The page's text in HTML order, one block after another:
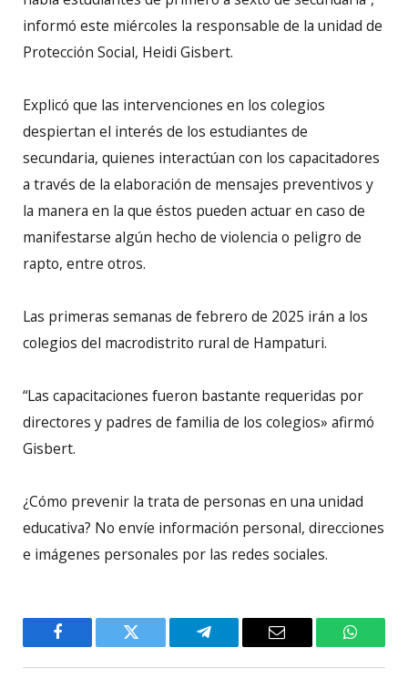
informó este miércoles la responsable de la unidad de
Protección Social, Heidi Gisbert.
Explicó que las intervenciones en los colegios
despiertan el interés de los estudiantes de
secundaria, quienes interactúan con los capacitadores
a través de la elaboración de mensajes preventivos y
la manera en la que éstos pueden actuar en caso de
manifestarse algún hecho de violencia o peligro de
rapto, entre otros.
Las primeras semanas de febrero de 2025 irán a los
colegios del macrodistrito rural de Hampaturi.
“Las capacitaciones fueron bastante requeridas por
directores y padres de familia de los colegios» afirmó
Gisbert.
¿Cómo prevenir la trata de personas en una unidad
educativa? No envíe información personal, direcciones
e imágenes personales por las redes sociales.
Facebook Twitter Telegram Email